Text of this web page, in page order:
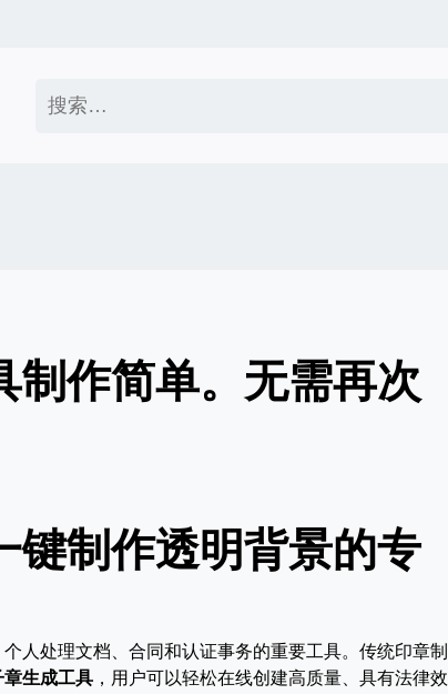
索：
制作简单。无需再次
键制作透明背景的专
人处理文档、合同和认证事务的重要工具。传统印章制
章生成工具 ，用户可以轻松在线创建高质量、具有法律效